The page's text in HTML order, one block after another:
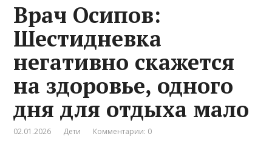
Врач Осипов:
Шестидневка
негативно скажется
на здоровье, одного
дня для отдыха мало
02.01.2026 Дети Комментарии: 0